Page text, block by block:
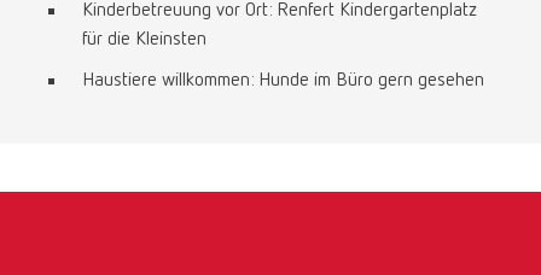
Kinderbetreuung vor Ort: Renfert Kindergartenplatz
für die Kleinsten
Haustiere willkommen: Hunde im Büro gern gesehen